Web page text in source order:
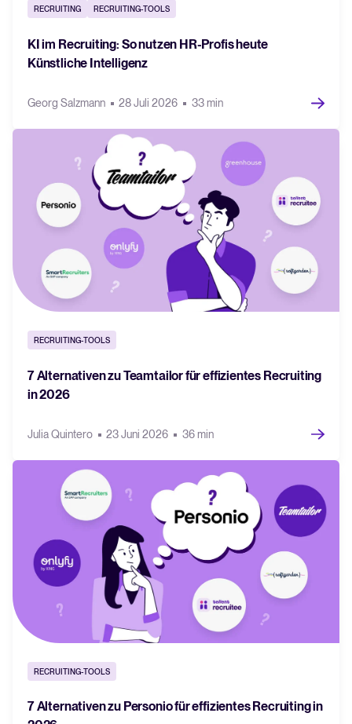
RECRUITING RECRUITING-TOOLS
KI im Recruiting: So nutzen HR-Profis heute
Künstliche Intelligenz
Georg Salzmann 28 Juli 2026 33 min
RECRUITING-TOOLS
7 Alternativen zu Teamtailor für effizientes Recruiting
in 2026
Julia Quintero 23 Juni 2026 36 min
RECRUITING-TOOLS
7 Alternativen zu Personio für effizientes Recruiting in